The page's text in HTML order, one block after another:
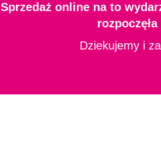
Sprzedaż online na to
Dziekujemy i